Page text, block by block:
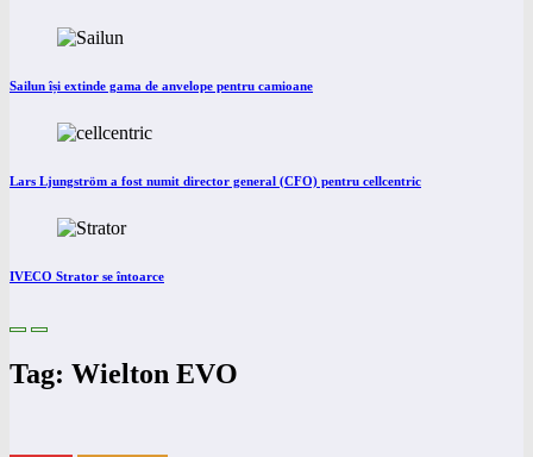
Sailun își extinde gama de anvelope pentru camioane
Lars Ljungström a fost numit director general (CFO) pentru cellcentric
IVECO Strator se întoarce
Tag: Wielton EVO